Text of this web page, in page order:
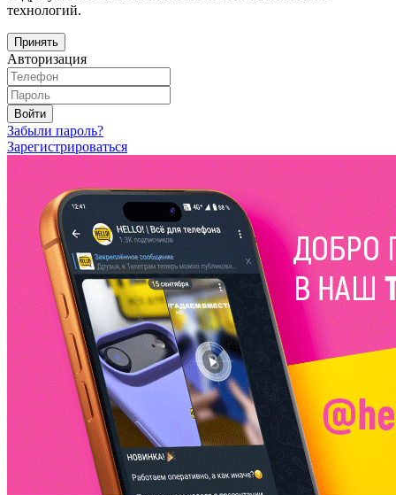
технологий.
Принять
Авторизация
Войти
Забыли пароль?
Зарегистрироваться